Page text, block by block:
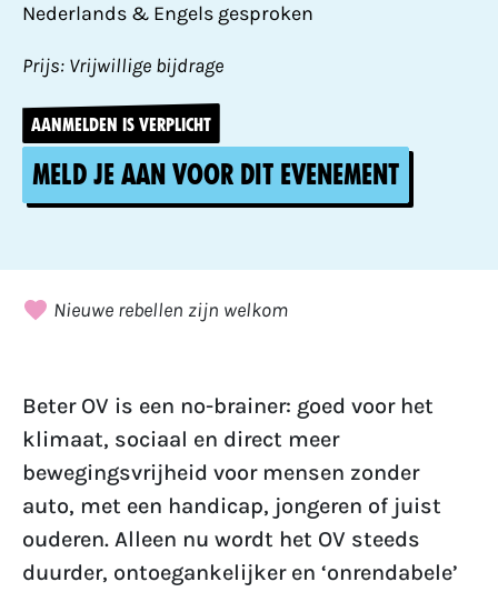
Nederlands & Engels gesproken
Prijs: Vrijwillige bijdrage
AANMELDEN IS VERPLICHT
Meld je aan voor dit evenement
Nieuwe rebellen zijn welkom
Beter OV is een no-brainer: goed voor het
klimaat, sociaal en direct meer
bewegingsvrijheid voor mensen zonder
auto, met een handicap, jongeren of juist
ouderen. Alleen nu wordt het OV steeds
duurder, ontoegankelijker en ‘onrendabele’